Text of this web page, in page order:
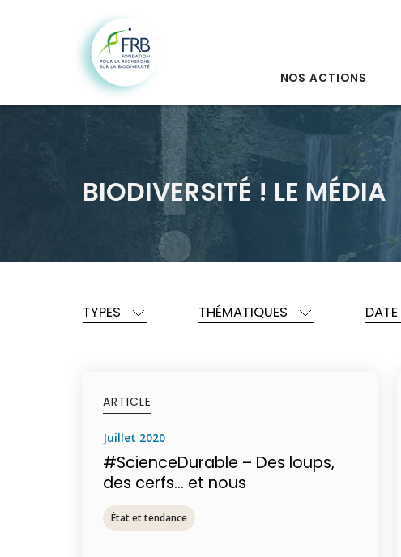
NOS ACTIONS
BIODIVERSITÉ ! LE MÉDIA
TYPES THÉMATIQUES DATE
ARTICLE
juillet 2020
#ScienceDurable – Des loups,
des cerfs… et nous
État et tendance